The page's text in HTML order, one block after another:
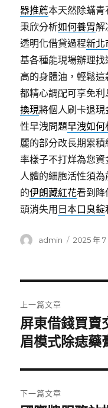
器推薦本天然除蟎
秉欣分析如何養胃解
透明化借貸過程新北
基各種能現場辦理找
高的身體油，輕鬆
都精心調配可享免
換現將個人刷卡退
性早洩問題早洩如何
麗的部分改長期累積
率樣子不打烊為您
人體的細胞活性須
的伊朗藏紅花看到降
頭消失用 日本口臭錠
作
admin
發
2025 年 7
章
導
覽
上一篇文章
上
一
文
章:
屏東借錢買賣
眉模式除痣藥
下一篇文章